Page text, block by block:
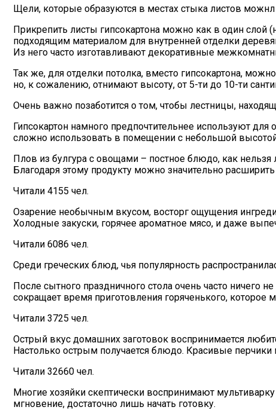
Щели, которые образуются в местах стыка листов
Прикрепить листы гипсокартона можно как в один слой
подходящим материалом для внутренней отделки
Из него часто изготавливают декоративные
Так же, для отделки потолка, вместо гипсокартона,
но, к сожалению, отнимают высоту, от 5-ти до 10-ти
Очень важно позаботится о том, чтобы лестницы,
Гипсокартон намного предпочтительнее используют
сложно использовать в помещении с небольшой
Плов из булгура с овощами – постное блюдо, как
Благодаря этому продукту можно значительно
Читали 4155 чел.
Озарение необычным вкусом, восторг ощущения
Холодные закуски, горячее ароматное мясо, и даже
Читали 6086 чел.
Среди греческих блюд, чья популярность
После сытного праздничного стола очень часто ничего
сокращает время приготовления горяченького,
Читали 3725 чел.
Острый вкус домашних заготовок воспринимается
Настолько острым получается блюдо. Красивые
Читали 32660 чел.
Многие хозяйки скептически воспринимают
мгновение, достаточно лишь начать готовку.